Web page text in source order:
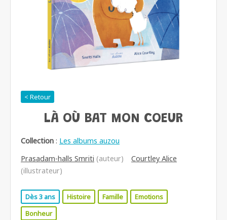
< Retour
LÀ OÙ BAT MON COEUR
Collection : Les albums auzou
Prasadam-halls Smriti (auteur)
Courtley Alice
(illustrateur)
Dès 3 ans Histoire Famille
Emotions
Bonheur